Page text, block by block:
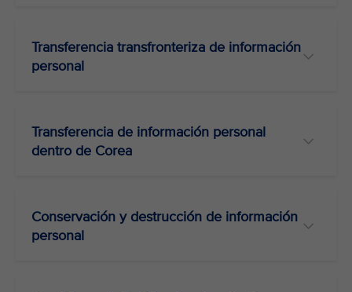
Transferencia transfronteriza de información
personal
Transferencia de información personal
dentro de Corea
Conservación y destrucción de información
personal